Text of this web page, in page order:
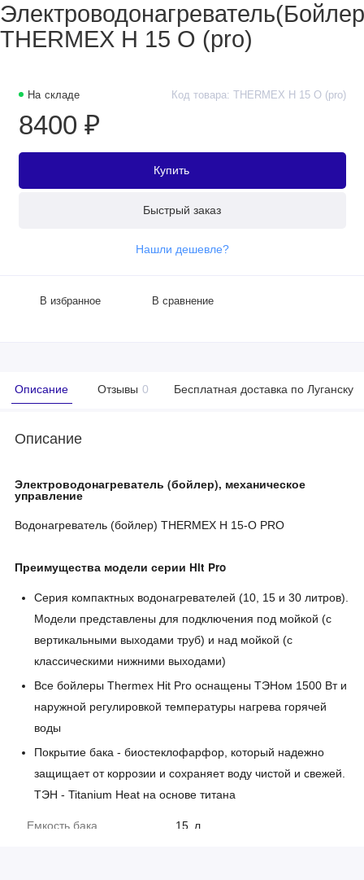
THERMEX H 15 O (pro)
На складе Код товара: THERMEX H 15 O (pro)
8400 ₽
Купить
Быстрый заказ
Нашли дешевле?
В избранное В сравнение
Описание Отзывы 0 Бесплатная доставка по Луганску
Описание
Электроводонагреватель (бойлер), механическое
управление
Водонагреватель (бойлер) THERMEX H 15-O PRO
Преимущества модели серии Hit Pro
Серия компактных водонагревателей (10, 15 и 30 литров).
Модели представлены для подключения под мойкой (с
вертикальными выходами труб) и над мойкой (с
классическими нижними выходами)
Все бойлеры Thermex Hit Pro оснащены ТЭНом 1500 Вт и
наружной регулировкой температуры нагрева горячей
воды
Покрытие бака - биостеклофарфор, который надежно
защищает от коррозии и сохраняет воду чистой и свежей.
ТЭН - Titanium Heat на основе титана
Емкость бака 15 л